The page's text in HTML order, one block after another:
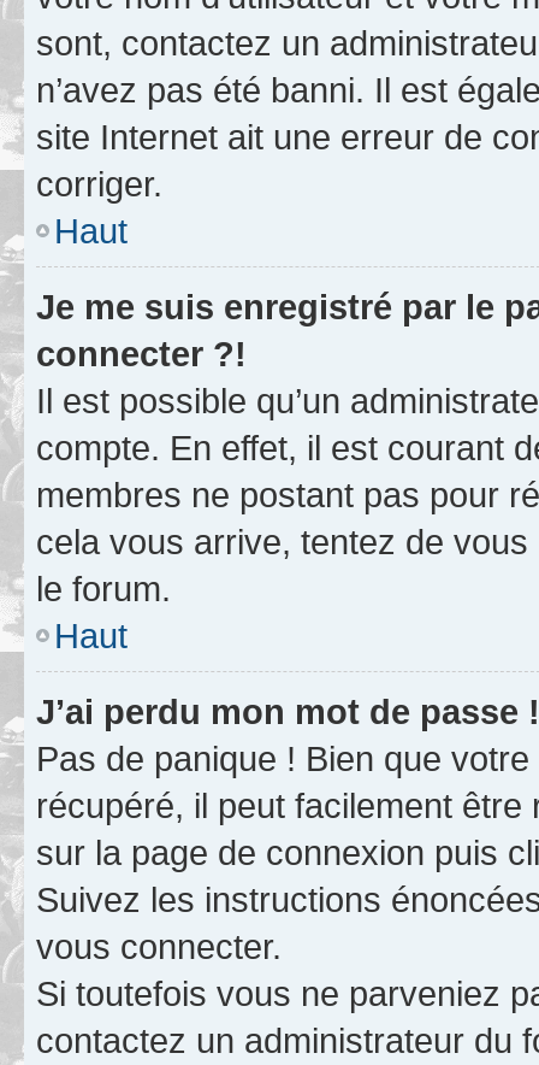
sont, contactez un
n’avez pas été banni. Il est
site Internet ait une erreur de
corriger.
Haut
Je me suis enregistré par le
connecter ?!
Il est possible qu’un
compte. En effet, il est courant
membres ne postant pas pour
cela vous arrive, tentez de
le forum.
Haut
J’ai perdu mon mot de passe !
Pas de panique ! Bien que
récupéré, il peut facilement
sur la page de connexion puis
Suivez les instructions
vous connecter.
Si toutefois vous ne parveniez
contactez un administrateur du